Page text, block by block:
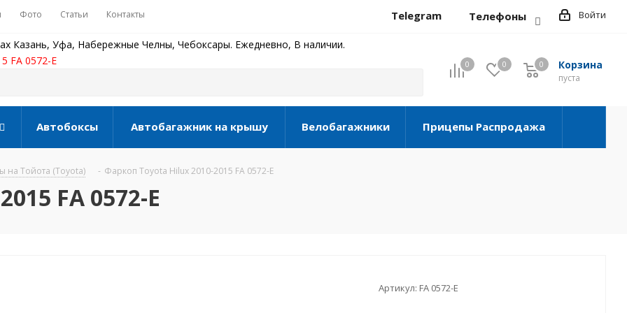
Фото Статьи Контакты Войти
Telegram Телефоны
Казань, Уфа, Набережные Челны, Чебоксары. Ежедневно, В наличии.
FA 0572-E
0 0 Корзина
0
пуста
0
Автобоксы Автобагажник на крышу Велобагажники Прицепы Распродажа
на Тойота (Toyota) - Фаркоп Toyota Hilux 2010-2015 FA 0572-E
FA 0572-E
Артикул: FA 0572-E